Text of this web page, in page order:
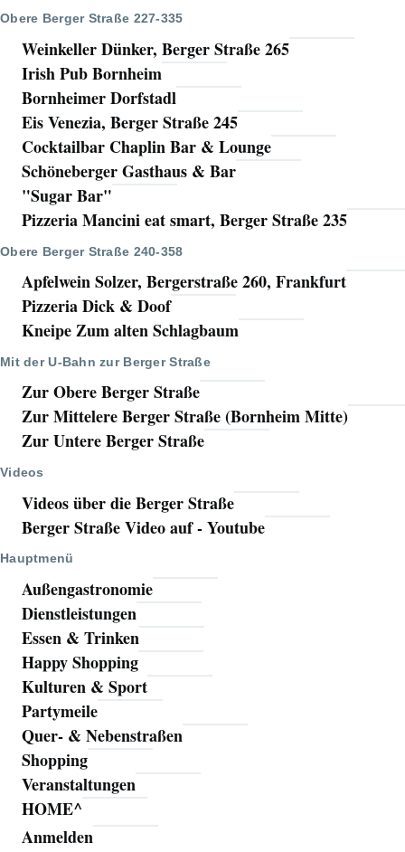
Obere Berger Straße 227-335
Weinkeller Dünker, Berger Straße 265
Irish Pub Bornheim
Bornheimer Dorfstadl
Eis Venezia, Berger Straße 245
Cocktailbar Chaplin Bar & Lounge
Schöneberger Gasthaus & Bar
"Sugar Bar"
Pizzeria Mancini eat smart, Berger Straße 235
Obere Berger Straße 240-358
Apfelwein Solzer, Bergerstraße 260, Frankfurt
Pizzeria Dick & Doof
Kneipe Zum alten Schlagbaum
Mit der U-Bahn zur Berger Straße
Zur Obere Berger Straße
Zur Mittelere Berger Straße (Bornheim Mitte)
Zur Untere Berger Straße
Videos
Videos über die Berger Straße
Berger Straße Video auf - Youtube
Hauptmenü
Außengastronomie
Dienstleistungen
Essen & Trinken
Happy Shopping
Kulturen & Sport
Partymeile
Quer- & Nebenstraßen
Shopping
Veranstaltungen
HOME^
Benutzermenü
Anmelden